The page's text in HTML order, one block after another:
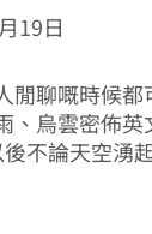
19日
閒聊嘅時候
、烏雲密佈
不論天空湧